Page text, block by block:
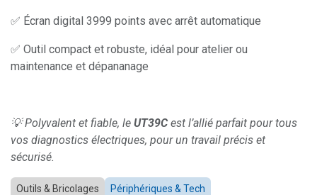
✅ Écran digital 3999 points avec arrêt automatique
✅ Outil compact et robuste, idéal pour atelier ou
maintenance et dépananage
💡 Polyvalent et fiable, le UT39C est l’allié parfait pour tous
vos diagnostics électriques, pour un travail précis et
sécurisé.
Outils & Bricolages Périphériques & Tech